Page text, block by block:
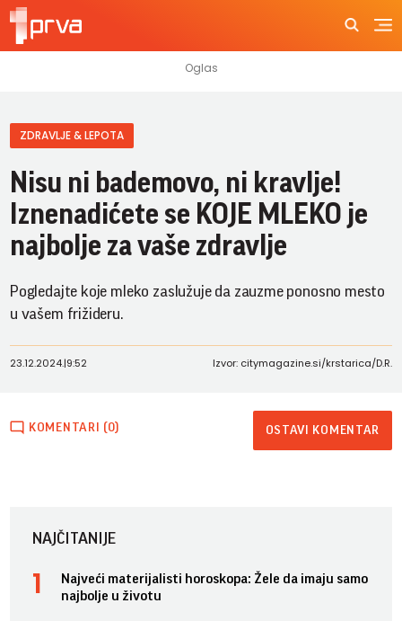
ZDRAVLJE & LEPOTA
Nisu ni bademovo, ni kravlje!
Iznenadićete se KOJE MLEKO je
najbolje za vaše zdravlje
Pogledajte koje mleko zaslužuje da zauzme ponosno mesto
u vašem frižideru.
23.12.2024.|9:52 Izvor: citymagazine.si/krstarica/D.R.
KOMENTARI (0) OSTAVI KOMENTAR
NAJČITANIJE
Najveći materijalisti horoskopa: Žele da imaju samo
najbolje u životu